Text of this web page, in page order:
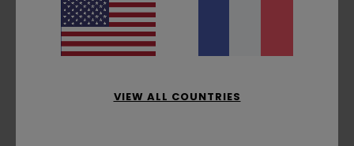
Composition[Matière principale] 100% polyester
VIEW ALL COUNTRIES